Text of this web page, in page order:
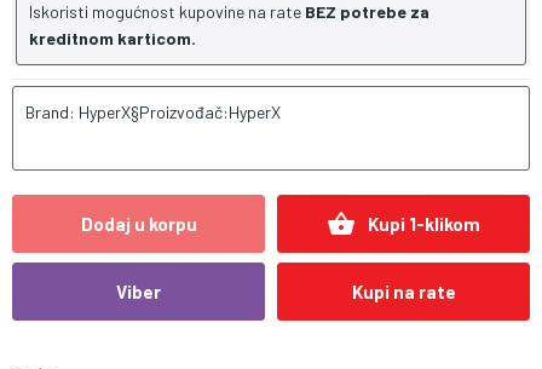
Iskoristi mogućnost kupovine na rate BEZ potrebe za
kreditnom karticom.
Brand: HyperX§Proizvođač:HyperX
Dodaj u korpu shopping_basket Kupi 1-klikom
Viber Kupi na rate